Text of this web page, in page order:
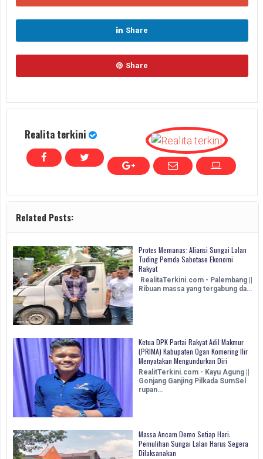
Share
Share
Realita terkini
Related Posts:
Protes Memanas: Aliansi Sungai Lalan
Tuding Pemda Sabotase Ekonomi
Rakyat
RealitaTerkini.com - Palembang ||
Ribuan massa yang tergabung da…
Ketua DPK Partai Rakyat Adil Makmur
(PRIMA) Kabupaten Ogan Komering Ilir
Menyatakan Mengundurkan Diri
RealitTerkini.com - Kayu Agung ||
Gonjang Ganjing Pilkada SumSel
rupan…
Massa Ancam Demo Setiap Hari:
Pemulihan Sungai Lalan Harus Segera
Dilaksanakan